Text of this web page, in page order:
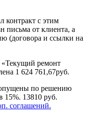
контракт с этим
письма от клиента, а
(договора и ссылки на
ремонт
1 624 761,67руб.
по решению
13810 руб.
соглашений.